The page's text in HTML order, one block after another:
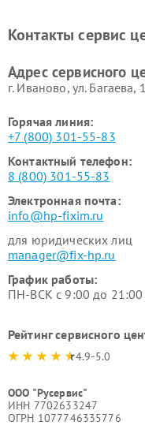
Контакты сервис
Адрес сервисного
г. Иваново, ул. Багаева,
Горячая линия:
+7 (800) 301-55-83
Контактный телефон:
8 (800) 301-55-83
Электронная почта:
info@hp-fixim.ru
для юридических лиц
manager@fix-hp.ru
График работы:
ПН-ВСК с 9:00 до
Рейтинг сервисного
4.9-5.0
ООО "Русервис"
ИНН 7702633247
ОГРН 1077746335776